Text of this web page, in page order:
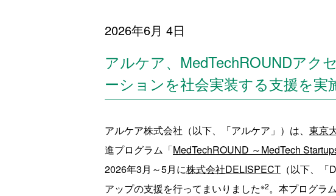
2026年6月 4日
アルケア、MedTechROUNDアク
ーションを社会実装する支援を実
アルケア株式会社（以下、「アルケア」）は、 東京
進プログラム「MedTechROUND ～MedTech
2026年3月～5月に株式会社DELISPECT （以下、
アップの支援を行ってまいりました※2。本プログラ